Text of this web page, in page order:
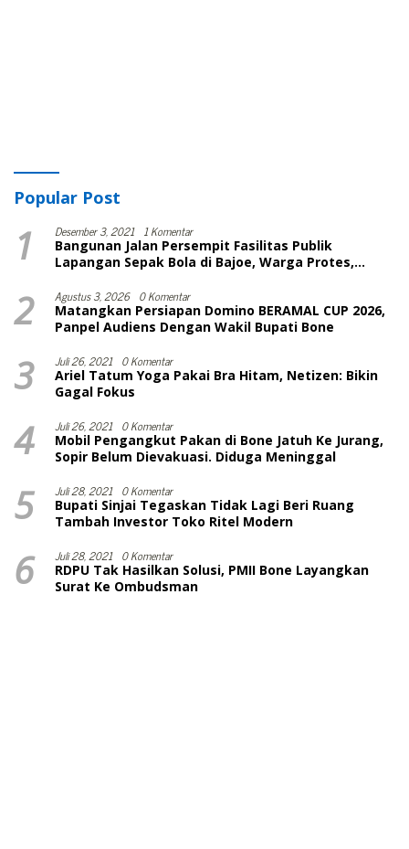
Popular Post
1 Desember 3, 2021 1 Komentar
Bangunan Jalan Persempit Fasilitas Publik
Lapangan Sepak Bola di Bajoe, Warga Protes,
2 Agustus 3, 2026 0 Komentar
Matangkan Persiapan Domino BERAMAL CUP 2026,
Panpel Audiens Dengan Wakil Bupati Bone
3 Juli 26, 2021 0 Komentar
Ariel Tatum Yoga Pakai Bra Hitam, Netizen: Bikin
Gagal Fokus
4 Juli 26, 2021 0 Komentar
Mobil Pengangkut Pakan di Bone Jatuh Ke Jurang,
Sopir Belum Dievakuasi. Diduga Meninggal
5 Juli 28, 2021 0 Komentar
Bupati Sinjai Tegaskan Tidak Lagi Beri Ruang
Tambah Investor Toko Ritel Modern
6 Juli 28, 2021 0 Komentar
RDPU Tak Hasilkan Solusi, PMII Bone Layangkan
Surat Ke Ombudsman